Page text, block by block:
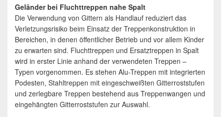
Geländer bei Fluchttreppen nahe Spalt
Die Verwendung von Gittern als Handlauf reduziert das
Verletzungsrisiko beim Einsatz der Treppenkonstruktion in
Bereichen, in denen öffentlicher Betrieb und vor allem Kinder
zu erwarten sind. Fluchttreppen und Ersatztreppen in Spalt
wird in erster Linie anhand der verwendeten Treppen –
Typen vorgenommen. Es stehen Alu-Treppen mit integrierten
Podesten, Stahltreppen mit eingeschweißten Gitterroststufen
und zerlegbare Treppen bestehend aus Treppenwangen und
eingehängten Gitterroststufen zur Auswahl.